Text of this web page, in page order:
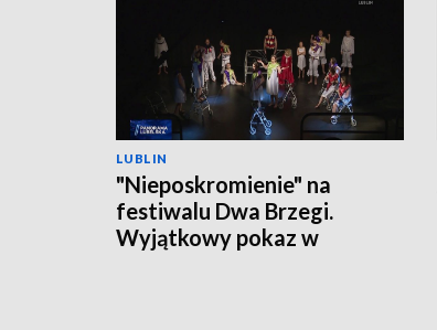
LUBLIN
"Nieposkromienie" na
festiwalu Dwa Brzegi.
Wyjątkowy pokaz w